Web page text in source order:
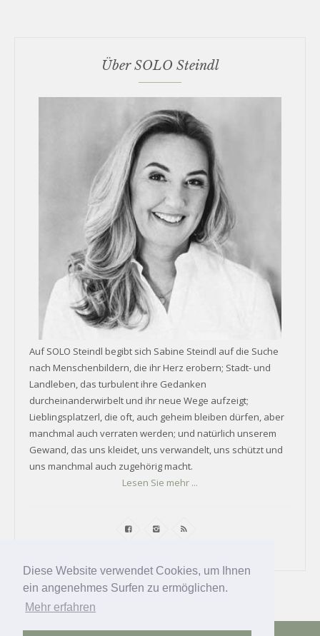
Diese Website verwendet Cookies, um Ihnen
ein angenehmes Surfen zu ermöglichen.
Mehr erfahren
Über SOLO Steindl
Auf SOLO Steindl begibt sich Sabine Steindl auf die Suche
nach Menschenbildern, die ihr Herz erobern; Stadt- und
Landleben, das turbulent ihre Gedanken
durcheinanderwirbelt und ihr neue Wege aufzeigt;
Lieblingsplatzerl, die oft, auch geheim bleiben dürfen, aber
manchmal auch verraten werden; und natürlich unserem
Gewand, das uns kleidet, uns verwandelt, uns schützt und
uns manchmal auch zugehörig macht.
Lesen Sie mehr ...